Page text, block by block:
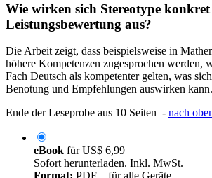
Wie wirken sich Stereotype
Leistungsbewertung aus?
Die Arbeit zeigt, dass beispielsweise in
höhere Kompetenzen zugesprochen werden,
Fach Deutsch als kompetenter gelten, was
Benotung und Empfehlungen auswirken kann.
Ende der Leseprobe aus 10 Seiten - nach
eBook fürUS$ 6,99
Sofort herunterladen. Inkl. MwSt.